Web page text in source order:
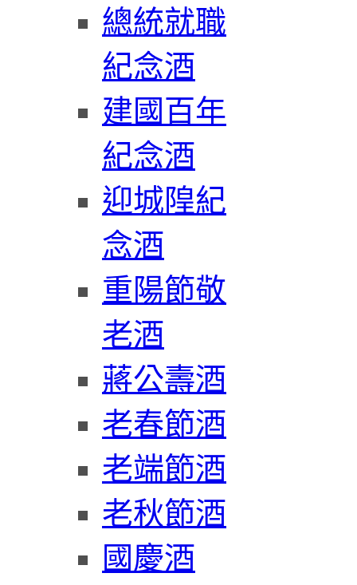
總統就職
紀念酒
建國百年
紀念酒
迎城隍紀
念酒
重陽節敬
老酒
蔣公壽酒
老春節酒
老端節酒
老秋節酒
國慶酒